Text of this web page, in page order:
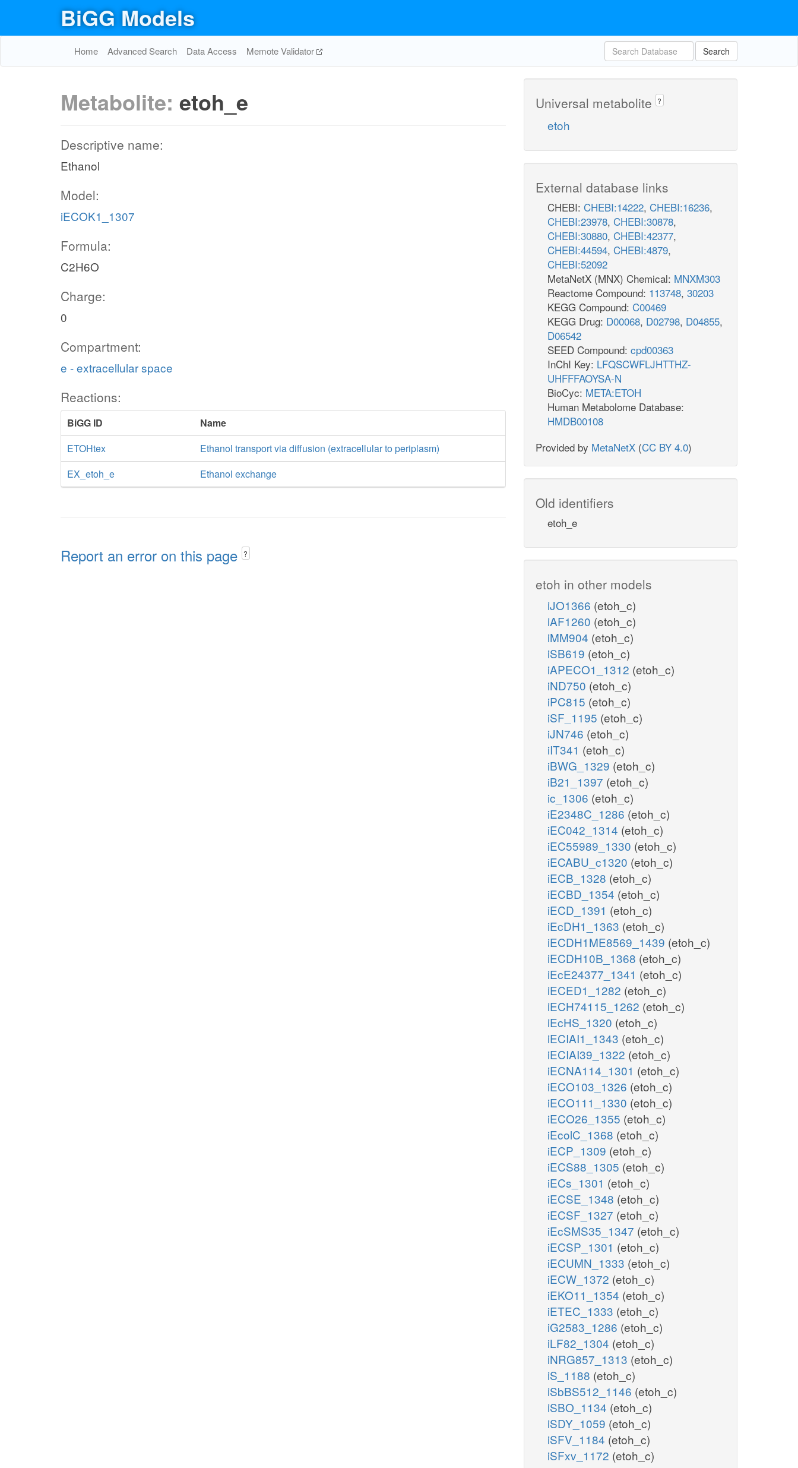
BiGG Models
Home Advanced Search Data Access Memote Validator Search
Metabolite: etoh_e
Descriptive name:
Ethanol
Model:
iECOK1_1307
Formula:
C2H6O
Charge:
0
Compartment:
e - extracellular space
Reactions:
BiGG ID
Name
ETOHtex
Ethanol transport via diffusion (extracellular to periplasm)
EX_etoh_e
Ethanol exchange
Report an error on this page ?
Universal metabolite ?
etoh
External database links
CHEBI: CHEBI:14222, CHEBI:16236,
CHEBI:23978, CHEBI:30878,
CHEBI:30880, CHEBI:42377,
CHEBI:44594, CHEBI:4879,
CHEBI:52092
MetaNetX (MNX) Chemical: MNXM303
Reactome Compound: 113748, 30203
KEGG Compound: C00469
KEGG Drug: D00068, D02798, D04855,
D06542
SEED Compound: cpd00363
InChI Key: LFQSCWFLJHTTHZ-
UHFFFAOYSA-N
BioCyc: META:ETOH
Human Metabolome Database:
HMDB00108
Provided by MetaNetX (CC BY 4.0)
Old identifiers
etoh_e
etoh in other models
iJO1366 (etoh_c)
iAF1260 (etoh_c)
iMM904 (etoh_c)
iSB619 (etoh_c)
iAPECO1_1312 (etoh_c)
iND750 (etoh_c)
iPC815 (etoh_c)
iSF_1195 (etoh_c)
iJN746 (etoh_c)
iIT341 (etoh_c)
iBWG_1329 (etoh_c)
iB21_1397 (etoh_c)
ic_1306 (etoh_c)
iE2348C_1286 (etoh_c)
iEC042_1314 (etoh_c)
iEC55989_1330 (etoh_c)
iECABU_c1320 (etoh_c)
iECB_1328 (etoh_c)
iECBD_1354 (etoh_c)
iECD_1391 (etoh_c)
iEcDH1_1363 (etoh_c)
iECDH1ME8569_1439 (etoh_c)
iECDH10B_1368 (etoh_c)
iEcE24377_1341 (etoh_c)
iECED1_1282 (etoh_c)
iECH74115_1262 (etoh_c)
iEcHS_1320 (etoh_c)
iECIAI1_1343 (etoh_c)
iECIAI39_1322 (etoh_c)
iECNA114_1301 (etoh_c)
iECO103_1326 (etoh_c)
iECO111_1330 (etoh_c)
iECO26_1355 (etoh_c)
iEcolC_1368 (etoh_c)
iECP_1309 (etoh_c)
iECS88_1305 (etoh_c)
iECs_1301 (etoh_c)
iECSE_1348 (etoh_c)
iECSF_1327 (etoh_c)
iEcSMS35_1347 (etoh_c)
iECSP_1301 (etoh_c)
iECUMN_1333 (etoh_c)
iECW_1372 (etoh_c)
iEKO11_1354 (etoh_c)
iETEC_1333 (etoh_c)
iG2583_1286 (etoh_c)
iLF82_1304 (etoh_c)
iNRG857_1313 (etoh_c)
iS_1188 (etoh_c)
iSbBS512_1146 (etoh_c)
iSBO_1134 (etoh_c)
iSDY_1059 (etoh_c)
iSFV_1184 (etoh_c)
iSFxv_1172 (etoh_c)